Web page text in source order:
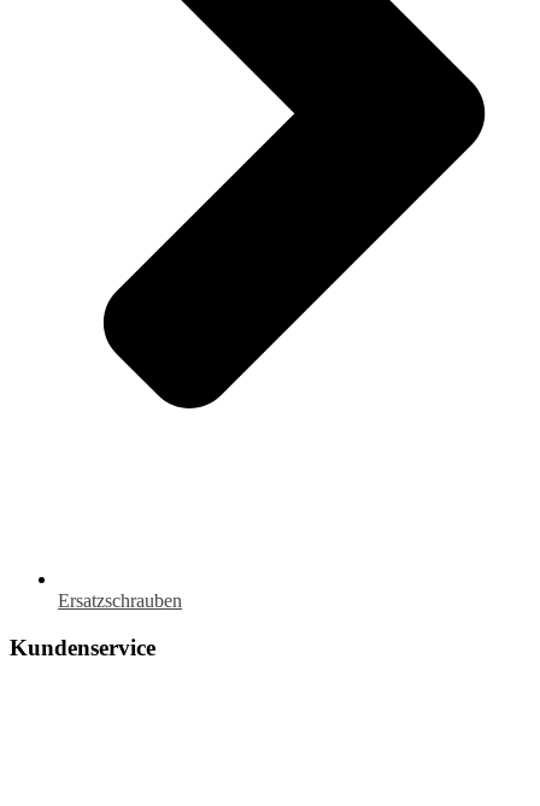
Ersatzschrauben
Kundenservice